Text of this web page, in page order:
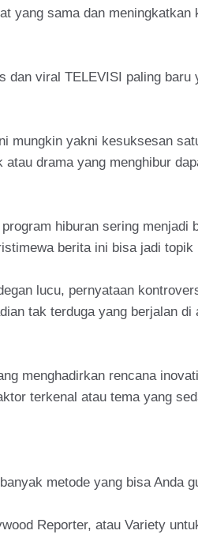
yang sama dan meningkatkan
dan viral TELEVISI paling baru
mungkin yakni kesuksesan
drama yang menghibur
hiburan sering menjadi
berita ini bisa jadi
lucu, pernyataan
tak terduga yang berjalan di
menghadirkan rencana
terkenal atau tema yang
metode yang bisa Anda
Reporter, atau Variety